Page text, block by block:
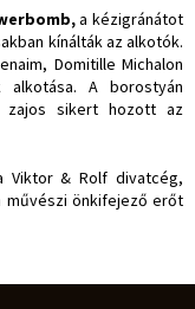
,a kézigránátot
kínálták az alkotók.
Domitille Michalon
alkotása. A borostyán
zajos sikert hozott az
Viktor & Rolf divatcég,
művészi önkifejező erőt